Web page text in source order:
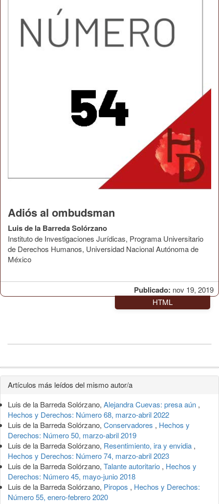
Publicado: nov 19, 2019
Adiós al ombudsman
Luis de la Barreda Solórzano
Instituto de Investigaciones Jurídicas, Programa Universitario
de Derechos Humanos, Universidad Nacional Autónoma de
México
HTML
Detalles
del
artículo
Artículos más leídos del mismo autor/a
Luis de la Barreda Solórzano, Alejandra Cuevas: presa aún ,
Hechos y Derechos: Número 68, marzo-abril 2022
Luis de la Barreda Solórzano, Conservadores , Hechos y
Derechos: Número 50, marzo-abril 2019
Luis de la Barreda Solórzano, Resentimiento, ira y envidia ,
Hechos y Derechos: Número 74, marzo-abril 2023
Luis de la Barreda Solórzano, Talante autoritario , Hechos y
Derechos: Número 45, mayo-junio 2018
Luis de la Barreda Solórzano, Piropos , Hechos y Derechos:
Número 55, enero-febrero 2020